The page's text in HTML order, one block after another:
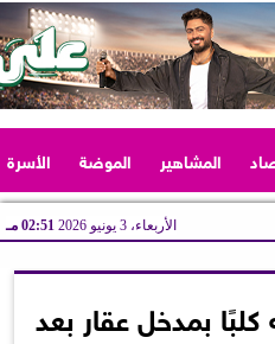
المشاهير الموضة الأسرة
الأربعاء، 3 يونيو 2026 02:51 مـ
بمدخل عقار بعد